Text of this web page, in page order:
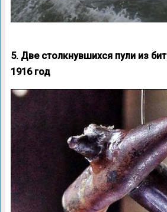
5. Две столкнувшихся пули из
1916 год